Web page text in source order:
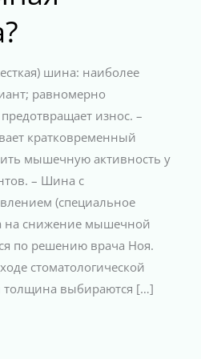
шина: наиболее
равномерно
износ. –
кратковременный
мышечную активность у
– Шина с
(специальное
на снижение мышечной
по решению врача Ноя.
стоматологической
толщина выбираются […]